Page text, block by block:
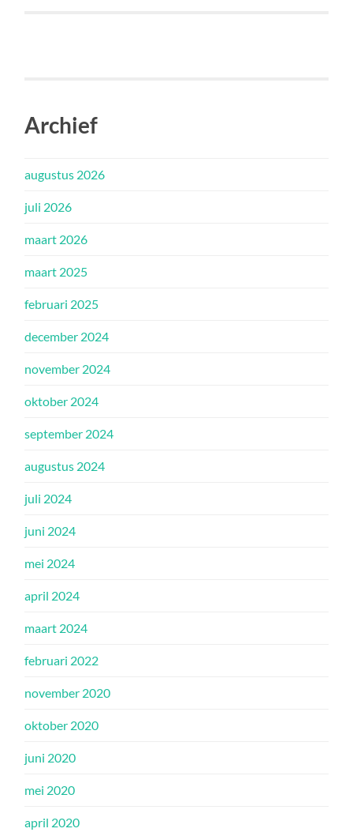
Archief
augustus 2026
juli 2026
maart 2026
maart 2025
februari 2025
december 2024
november 2024
oktober 2024
september 2024
augustus 2024
juli 2024
juni 2024
mei 2024
april 2024
maart 2024
februari 2022
november 2020
oktober 2020
juni 2020
mei 2020
april 2020